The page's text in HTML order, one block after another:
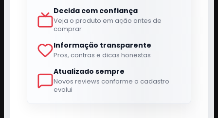
Decida com confiança
Veja o produto em ação antes de
comprar
Informação transparente
Pros, contras e dicas honestas
Atualizado sempre
Novos reviews conforme o cadastro
evolui